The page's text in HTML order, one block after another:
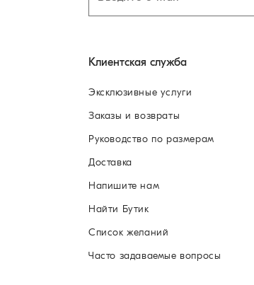
Клиентская служба
Эксклюзивные услуги
Заказы и возвраты
Руководство по размерам
Доставка
Напишите нам
Найти Бутик
Список желаний
Часто задаваемые вопросы